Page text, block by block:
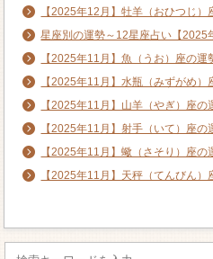
【2025年12月】牡羊（おひつじ
星座別の運勢～12星座占い【2025
【2025年11月】魚（うお）座の運
【2025年11月】水瓶（みずがめ
【2025年11月】山羊（やぎ）座の
【2025年11月】射手（いて）座の
【2025年11月】蠍（さそり）座の
【2025年11月】天秤（てんびん